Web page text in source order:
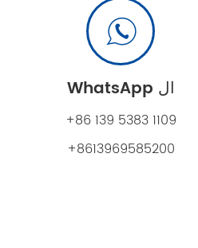
ال WhatsApp
+86 139 5383 1109
+8613969585200